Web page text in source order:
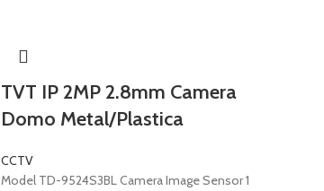
TVT IP 2MP 2.8mm Camera
Domo Metal/Plastica
CCTV
Model TD-9524S3BL Camera Image Sensor 1